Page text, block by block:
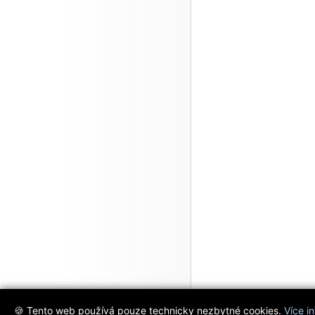
🍪 Tento web používá pouze technicky nezbytné cookies. Více